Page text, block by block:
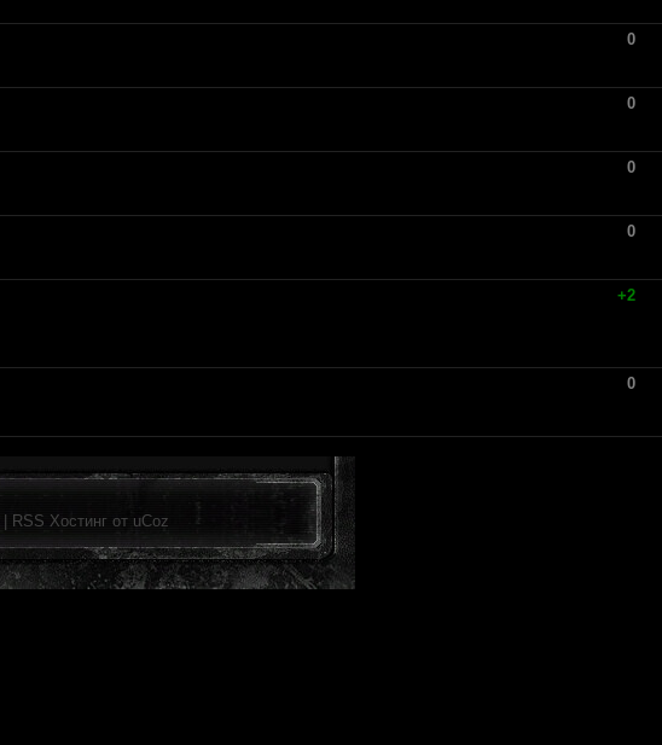
0
0
0
0
+2
0
RSS Хостинг от uCoz